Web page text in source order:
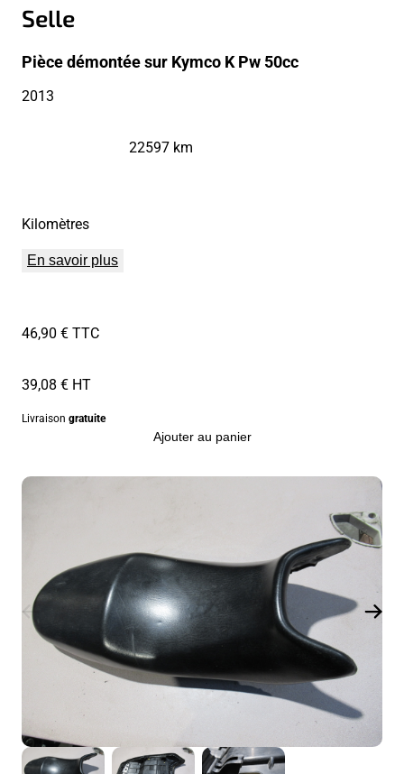
Selle
Pièce démontée sur Kymco K Pw 50cc
2013
Kilomètres
22597 km
En savoir plus
46,90 € TTC
39,08 € HT
Livraison gratuite
Ajouter au panier